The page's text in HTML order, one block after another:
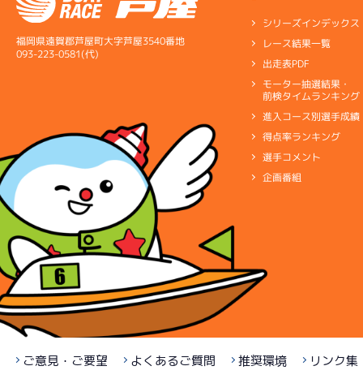
福岡県遠賀郡芦屋町大字芦屋3540番地
093-223-0581(代)
シリーズインデックス
レース結果一覧
出走表PDF
モーター抽選結果・
前検タイムランキング
進入コース別選手成績
得点率ランキング
選手コメント
企画番組
ご意見・ご要望 よくあるご質問 推奨環境 リンク集